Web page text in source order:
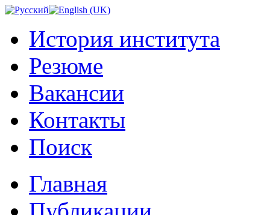
История института
Резюме
Вакансии
Контакты
Поиск
Главная